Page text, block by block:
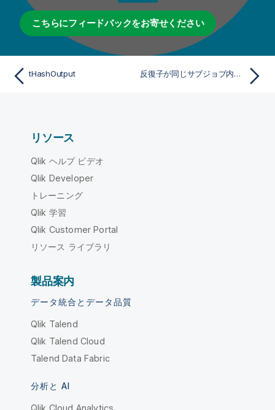
こちらにフィードバックをお寄せください
tHashOutput 反復子が同じサブジョブ内にある場合に備え、データをロードする前にメモリを消去
リソース
Qlik ヘルプ ビデオ
Qlik Developer
トレーニング
Qlik 学習
Qlik Customer Portal
リソース ライブラリ
製品案内
データ統合とデータ品質
Qlik Talend
Qlik Talend Cloud
Talend Data Fabric
分析と AI
Qlik Cloud Analytics